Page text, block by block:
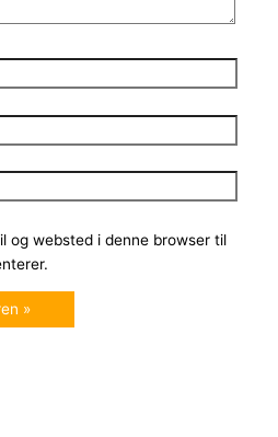
og websted i denne browser til